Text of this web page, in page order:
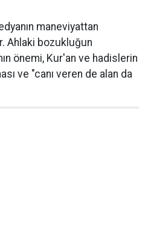
maneviyattan
Ahlaki bozukluğun
önemi, Kur'an ve hadislerin
ve "canı veren de alan da